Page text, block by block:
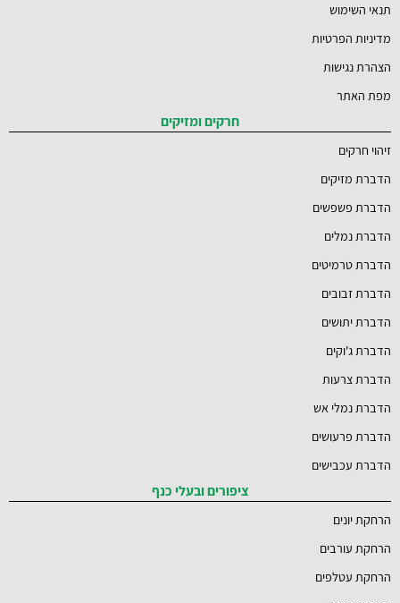
תנאי השימוש
מדיניות הפרטיות
הצהרת נגישות
מפת האתר
חרקים ומזיקים
זיהוי חרקים
הדברת מזיקים
הדברת פשפשים
הדברת נמלים
הדברת טרמיטים
הדברת זבובים
הדברת יתושים
הדברת ג'וקים
הדברת צרעות
הדברת נמלי אש
הדברת פרעושים
הדברת עכבישים
ציפורים ובעלי כנף
הרחקת יונים
הרחקת עורבים
הרחקת עטלפים